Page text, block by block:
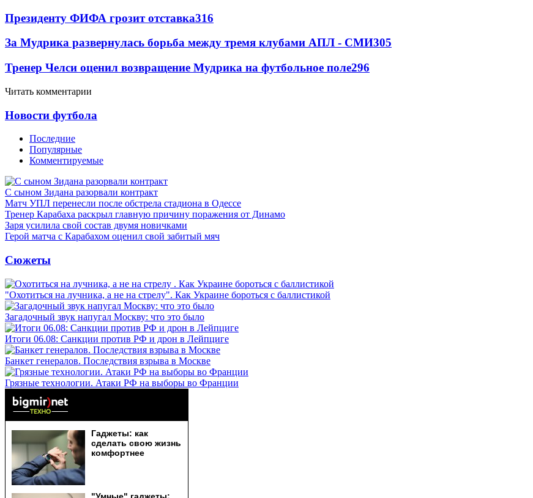
Президенту ФИФА грозит отставка316
За Мудрика развернулась борьба между тремя клубами АПЛ - СМИ305
Тренер Челси оценил возвращение Мудрика на футбольное поле296
Читать комментарии
Новости футбола
Последние
Популярные
Комментируемые
С сыном Зидана разорвали контракт
Матч УПЛ перенесли после обстрела стадиона в Одессе
Тренер Карабаха раскрыл главную причину поражения от Динамо
Заря усилила свой состав двумя новичками
Герой матча с Карабахом оценил свой забитый мяч
Сюжеты
"Охотиться на лучника, а не на стрелу". Как Украине бороться с баллистикой
Загадочный звук напугал Москву: что это было
Итоги 06.08: Санкции против РФ и дрон в Лейпциге
Банкет генералов. Последствия взрыва в Москве
Грязные технологии. Атаки РФ на выборы во Франции